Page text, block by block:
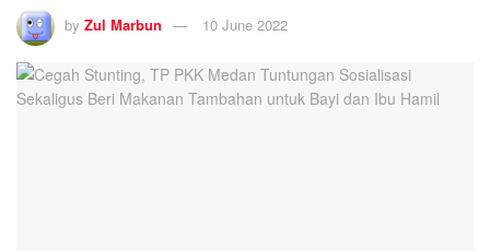
by Zul Marbun 10 June 2022